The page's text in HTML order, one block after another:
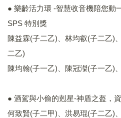
● 樂齡活力環 -智慧收音機陪您動
SPS 特別獎
陳益霖(子二乙)、林均叡(子二乙)
二乙)
陳均翰(子一乙)、陳冠滐(子一乙)
● 酒駕與小偷的剋星-神盾之盔，
何致賢(子二甲)、洪易琨(子二乙)